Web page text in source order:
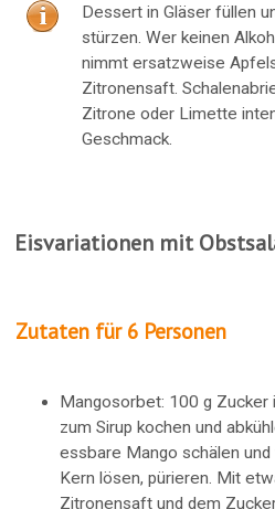
Dessert in Gläser füllen
stürzen. Wer keinen
nimmt ersatzweise
Zitronensaft.
Zitrone oder Limette
Geschmack.
Eisvariationen mit
Zutaten für 6 Personen
Mangosorbet: 100 g
zum Sirup kochen und
essbare Mango schälen und
Kern lösen, pürieren. Mit
Zitronensaft und dem